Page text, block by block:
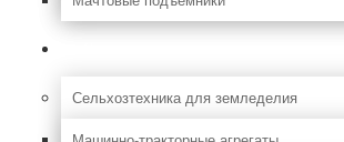
Сельхозтехника для земледелия